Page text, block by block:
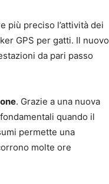
più preciso l’attività dei
GPS per gatti. Il nuovo
da pari passo
. Grazie a una nuova
quando il
permette una
molte ore